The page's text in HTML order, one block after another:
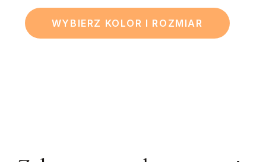
WYBIERZ KOLOR I ROZMIAR